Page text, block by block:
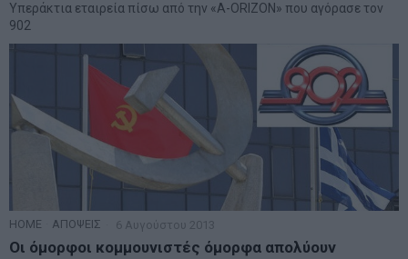
Υπεράκτια εταιρεία πίσω από την «Α-ORIZON» που αγόρασε τον
902
HOME ΑΠΟΨΕΙΣ 6 Αυγούστου 2013
Οι όμορφοι κομμουνιστές όμορφα απολύουν